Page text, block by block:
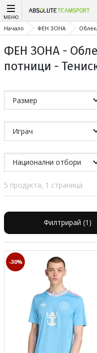
МЕНЮ
Начало ФЕН ЗОНА
ФЕН ЗОНА -
потници -
Размер
Играч
Национални отбори
5 продукта, 1 страница
Филтрирай (1)
-30%